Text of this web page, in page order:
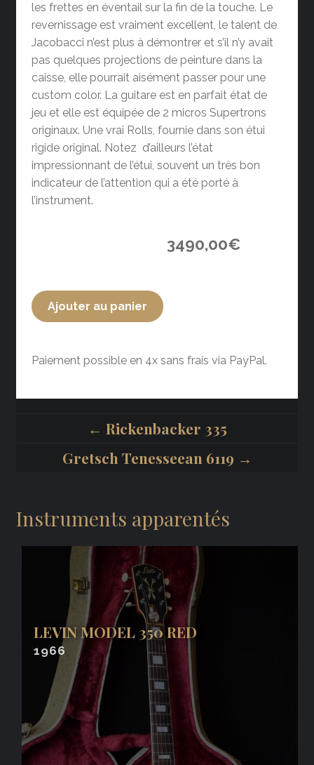
les frettes en éventail sur la fin de la touche. Le
revernissage est vraiment excellent, le talent de
Jacobacci n’est plus à démontrer et s’il n’y avait
pas quelques projections de peinture dans la
caisse, elle pourrait aisément passer pour une
custom color. La guitare est en parfait état de
jeu et elle est équipée de 2 micros Supertrons
originaux. Une vrai Rolls, fournie dans son étui
rigide original. Notez d’ailleurs l’état
impressionnant de l’étui, souvent un très bon
indicateur de l’attention qui a été porté à
l’instrument.
3490,00€
Ajouter au panier
Paiement possible en 4x sans frais via PayPal.
← Rickenbacker 335
Gretsch Tenesseean 6119 →
Instruments apparentés
LEVIN MODEL 350 RED
1966